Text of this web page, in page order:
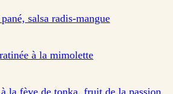
salsa radis-mangue
à la mimolette
la fève de tonka, fruit de la passion